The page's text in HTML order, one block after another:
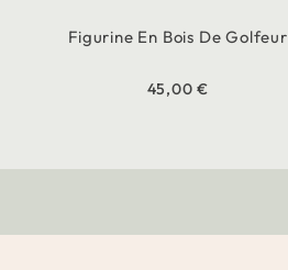
Figurine En Bois De Golfeur
45,00 €